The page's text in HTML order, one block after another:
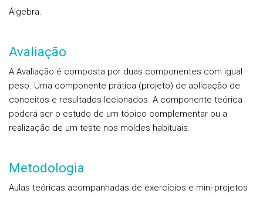
Álgebra.
Avaliação
A Avaliação é composta por duas componentes com igual
peso. Uma componente prática (projeto) de aplicação de
conceitos e resultados lecionados. A componente teórica
poderá ser o estudo de um tópico complementar ou a
realização de um teste nos moldes habituais.
Metodologia
Aulas teóricas acompanhadas de exercícios e mini-projetos